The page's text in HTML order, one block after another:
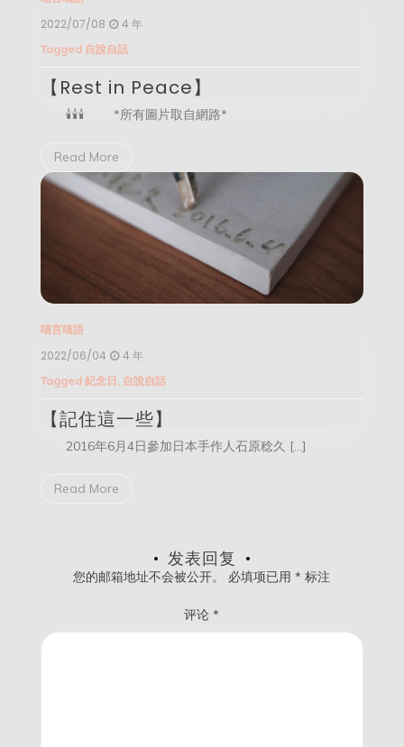
2022/07/08 4 年
Tagged 自說自話
【Rest in Peace】
🕯️🕯️🕯️ *所有圖片取自網路*
Read More
喵言喵語
2022/06/04 4 年
Tagged 紀念日 , 自說自話
【記住這一些】
2016年6月4日參加日本手作人石原稔久 […]
Read More
发表回复
您的邮箱地址不会被公开。 必填项已用* 标注
评论*